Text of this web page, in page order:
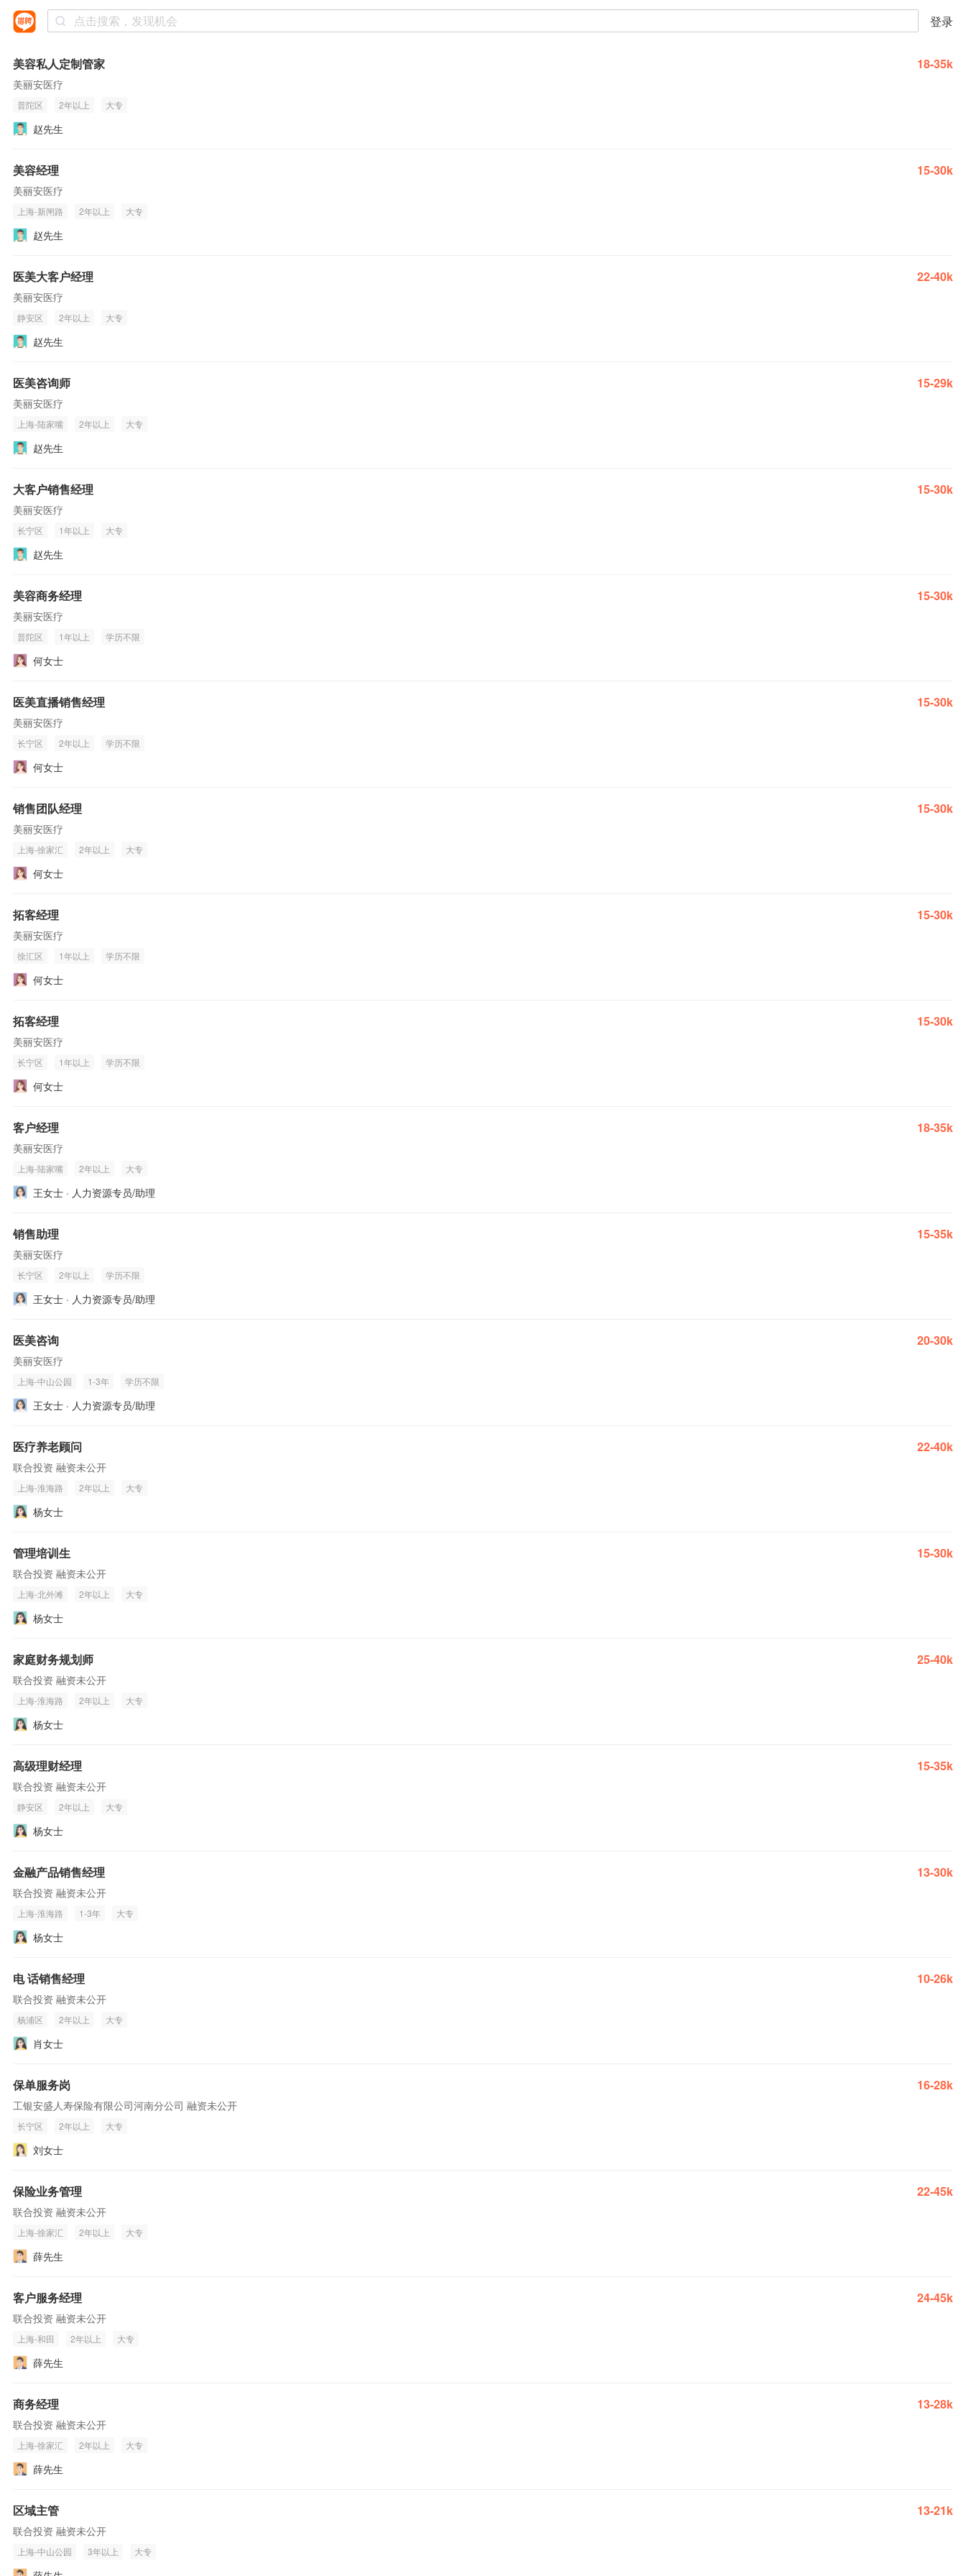
登录
美容私人定制管家 18-35k
美丽安医疗
普陀区 2年以上 大专
赵先生
美容经理 15-30k
美丽安医疗
上海-新闸路 2年以上 大专
赵先生
医美大客户经理 22-40k
美丽安医疗
静安区 2年以上 大专
赵先生
医美咨询师 15-29k
美丽安医疗
上海-陆家嘴 2年以上 大专
赵先生
大客户销售经理 15-30k
美丽安医疗
长宁区 1年以上 大专
赵先生
美容商务经理 15-30k
美丽安医疗
普陀区 1年以上 学历不限
何女士
医美直播销售经理 15-30k
美丽安医疗
长宁区 2年以上 学历不限
何女士
销售团队经理 15-30k
美丽安医疗
上海-徐家汇 2年以上 大专
何女士
拓客经理 15-30k
美丽安医疗
徐汇区 1年以上 学历不限
何女士
拓客经理 15-30k
美丽安医疗
长宁区 1年以上 学历不限
何女士
客户经理 18-35k
美丽安医疗
上海-陆家嘴 2年以上 大专
王女士 · 人力资源专员/助理
销售助理 15-35k
美丽安医疗
长宁区 2年以上 学历不限
王女士 · 人力资源专员/助理
医美咨询 20-30k
美丽安医疗
上海-中山公园 1-3年 学历不限
王女士 · 人力资源专员/助理
医疗养老顾问 22-40k
联合投资 融资未公开
上海-淮海路 2年以上 大专
杨女士
管理培训生 15-30k
联合投资 融资未公开
上海-北外滩 2年以上 大专
杨女士
家庭财务规划师 25-40k
联合投资 融资未公开
上海-淮海路 2年以上 大专
杨女士
高级理财经理 15-35k
联合投资 融资未公开
静安区 2年以上 大专
杨女士
金融产品销售经理 13-30k
联合投资 融资未公开
上海-淮海路 1-3年 大专
杨女士
电 话销售经理 10-26k
联合投资 融资未公开
杨浦区 2年以上 大专
肖女士
保单服务岗 16-28k
工银安盛人寿保险有限公司河南分公司 融资未公开
长宁区 2年以上 大专
刘女士
保险业务管理 22-45k
联合投资 融资未公开
上海-徐家汇 2年以上 大专
薛先生
客户服务经理 24-45k
联合投资 融资未公开
上海-和田 2年以上 大专
薛先生
商务经理 13-28k
联合投资 融资未公开
上海-徐家汇 2年以上 大专
薛先生
区域主管 13-21k
联合投资 融资未公开
上海-中山公园 3年以上 大专